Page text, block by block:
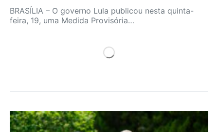
BRASÍLIA – O governo Lula publicou nesta quinta-
feira, 19, uma Medida Provisória…